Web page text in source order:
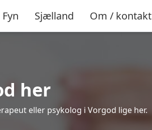
Fyn Sjælland Om / kontakt
her
eller psykolog i Vorgod lige her.